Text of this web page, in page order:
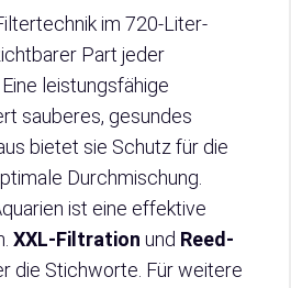
im 720-Liter-
Part jeder
leistungsfähige
sauberes, gesundes
bietet sie Schutz für die
Durchmischung.
ist eine effektive
XXL-Filtration und Reed-
die Stichworte. Für weitere